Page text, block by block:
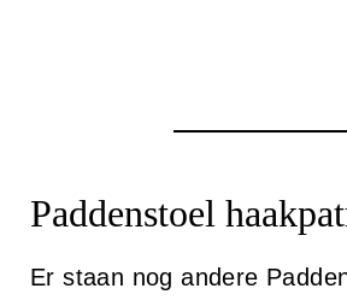
Paddenstoel
Er staan nog andere